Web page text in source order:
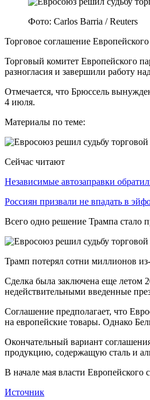
Фото: Carlos Barria / Reuters
Торговое соглашение
Торговый комитет Европейского
разногласия и завершили работу
Отмечается, что Брюссель
4 июля.
Материалы по теме:
Сейчас читают
Независимые автозаправки
Россиян призвали не впадать в
Всего одно решение Трампа стало
Трамп потерял сотни миллионов
Сделка была заключена еще летом
недействительными введенные
Соглашение предполагает, что
на европейские товары. Однако
Окончательный вариант
продукцию, содержащую сталь и
В начале мая власти
Источник